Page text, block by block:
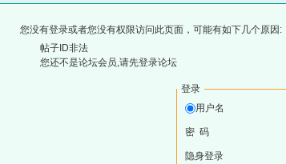
您没有登录或者您没有权限访问此页面，可能有如下几个原因:
帖子ID非法
您还不是论坛会员,请先登录论坛
登录
用户名
密 码
隐身登录